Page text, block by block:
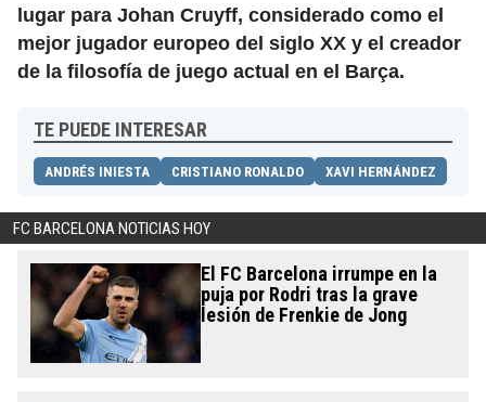
lugar para Johan Cruyff, considerado como el
mejor jugador europeo del siglo XX y el creador
de la filosofía de juego actual en el Barça.
TE PUEDE INTERESAR
ANDRÉS INIESTA CRISTIANO RONALDO XAVI HERNÁNDEZ
FC BARCELONA NOTICIAS HOY
El FC Barcelona irrumpe en la
puja por Rodri tras la grave
lesión de Frenkie de Jong